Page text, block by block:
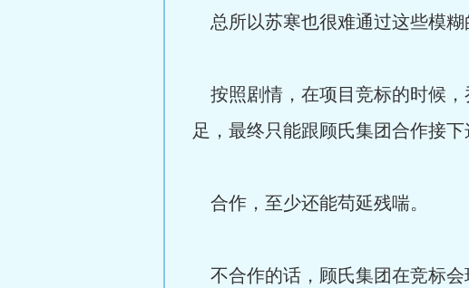
总所以苏寒也很难通过这些模糊
按照剧情，在项目竞标的时候，
足，最终只能跟顾氏集团合作接下
合作，至少还能苟延残喘。
不合作的话，顾氏集团在竞标会